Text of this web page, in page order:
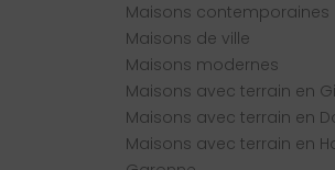
Maisons contemporaines
Maisons de ville
Maisons modernes
Maisons avec terrain en
Maisons avec terrain en
Maisons avec terrain en